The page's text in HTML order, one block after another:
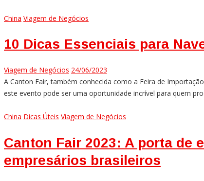
China Viagem de Negócios
10 Dicas Essenciais para
Viagem de Negócios 24/06/2023
A Canton Fair, também conhecida como a Feira de
este evento pode ser uma oportunidade incrível para quem
China Dicas Úteis Viagem de Negócios
Canton Fair 2023: A porta de
empresários brasileiros